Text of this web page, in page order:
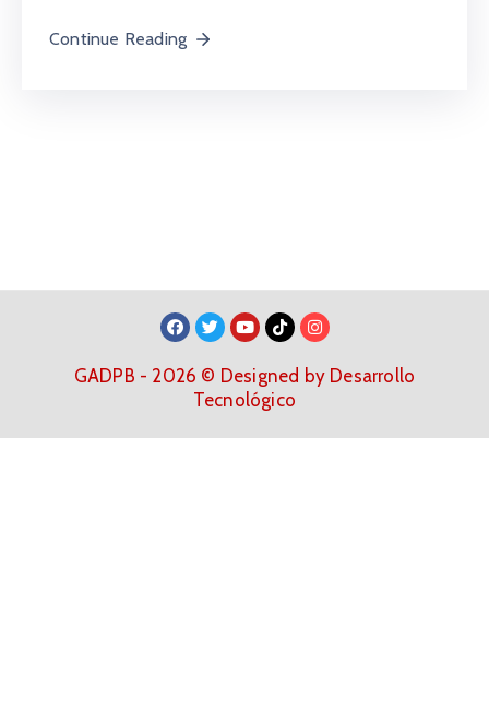
Continue Reading
GADPB - 2026 © Designed by Desarrollo
Tecnológico